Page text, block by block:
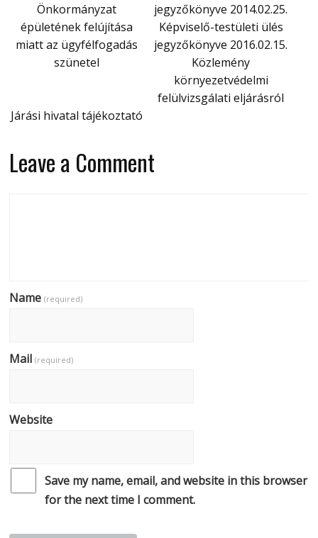
Önkormányzat
épületének felújítása
miatt az ügyfélfogadás
szünetel
jegyzőkönyve 2014.02.25.
Képviselő-testületi ülés
jegyzőkönyve 2016.02.15.
Közlemény
környezetvédelmi
felülvizsgálati eljárásról
Járási hivatal tájékoztató
Leave a Comment
Name(required)
Mail(required)
Website
Save my name, email, and website in this browser
for the next time I comment.